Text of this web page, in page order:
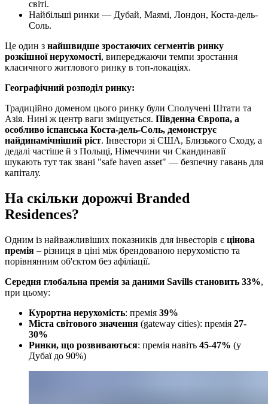
світі.
Найбільші ринки — Дубай, Маямі, Лондон, Коста-дель-
Соль.
Це один з найшвидше зростаючих сегментів ринку
розкішної нерухомості, випереджаючи темпи зростання
класичного житлового ринку в топ‑локаціях.
Географічний розподіл ринку:
Традиційно доменом цього ринку були Сполучені Штати та
Азія. Нині ж центр ваги зміщується. Південна Європа, а
особливо іспанська Коста-дель-Соль, демонструє
найдинамічніший ріст. Інвестори зі США, Близького Сходу, а
дедалі частіше й з Польщі, Німеччини чи Скандинавії
шукають тут так звані "safe haven asset" — безпечну гавань для
капіталу.
На скільки дорожчі Branded
Residences?
Одним із найважливіших показників для інвесторів є цінова
премія – різниця в ціні між брендованою нерухомістю та
порівнянним об'єктом без афіліації.
Середня глобальна премія за даними Savills становить 33%,
при цьому:
Курортна нерухомість: премія 39%
Міста світового значення (gateway cities): премія 27-
30%
Ринки, що розвиваються: премія навіть 45-47% (у
Дубаї до 90%)